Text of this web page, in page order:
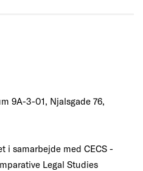
9A-3-01, Njalsgade 76,
i samarbejde med CECS -
Legal Studies